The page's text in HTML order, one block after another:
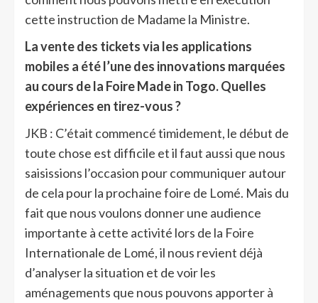
cette instruction de Madame la Ministre.
La vente des tickets via les applications
mobiles a été l’une des innovations marquées
au cours de la Foire Made in Togo. Quelles
expériences en tirez-vous ?
JKB : C’était commencé timidement, le début de
toute chose est difficile et il faut aussi que nous
saisissions l’occasion pour communiquer autour
de cela pour la prochaine foire de Lomé. Mais du
fait que nous voulons donner une audience
importante à cette activité lors de la Foire
Internationale de Lomé, il nous revient déjà
d’analyser la situation et de voir les
aménagements que nous pouvons apporter à